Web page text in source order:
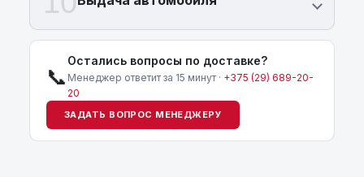
📞
Остались вопросы по доставке?
Менеджер ответит за 15 минут · +375 (29) 689-20-
20
ЗАДАТЬ ВОПРОС МЕНЕДЖЕРУ